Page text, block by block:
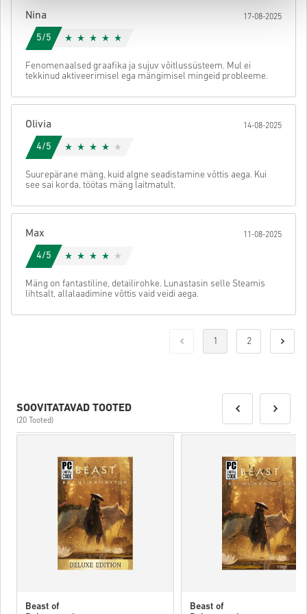
Nina 17-08-2025
5/5
Fenomenaalsed graafika ja sujuv võitlussüsteem. Mul ei
tekkinud aktiveerimisel ega mängimisel mingeid probleeme.
Olivia 14-08-2025
4/5
Suurepärane mäng, kuid algne seadistamine võttis aega. Kui
see sai korda, töötas mäng laitmatult.
Max 11-08-2025
4/5
Mäng on fantastiline, detailirohke. Lunastasin selle Steamis
lihtsalt, allalaadimine võttis vaid veidi aega.
1 2
SOOVITATAVAD TOOTED
(20 Tooted)
Beast of
Beast of